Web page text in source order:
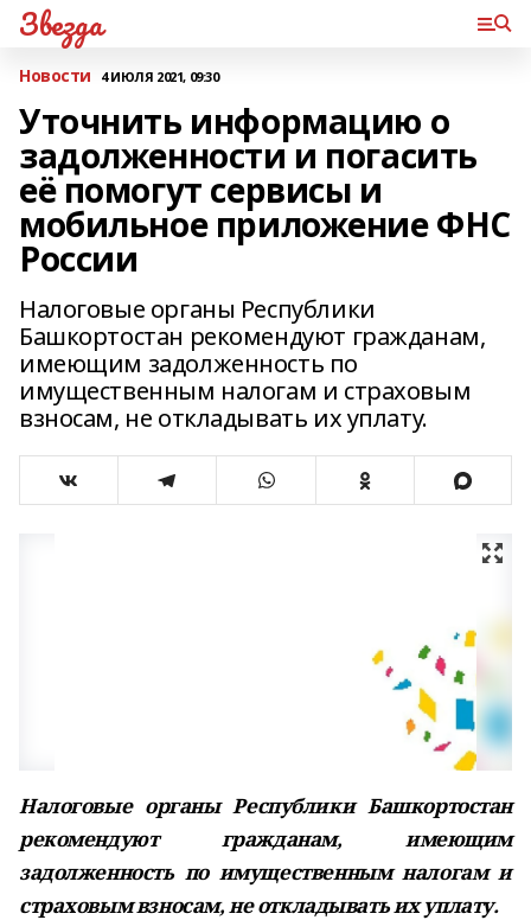
Звезда
Новости 4 ИЮЛЯ 2021, 09:30
Уточнить информацию о
задолженности и погасить
её помогут сервисы и
мобильное приложение ФНС
России
Налоговые органы Республики
Башкортостан рекомендуют гражданам,
имеющим задолженность по
имущественным налогам и страховым
взносам, не откладывать их уплату.
Налоговые органы Республики Башкортостан
рекомендуют гражданам, имеющим
задолженность по имущественным налогам и
страховым взносам, не откладывать их уплату.